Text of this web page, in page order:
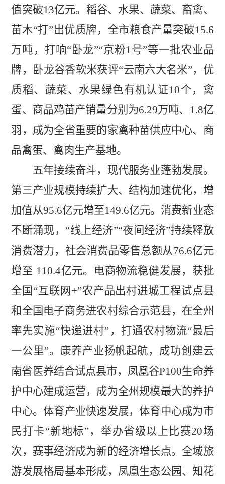
值突破13亿元。稻谷、水果、蔬菜、畜禽、
苗木“打”出优质牌，全市粮食产量突破15.6
万吨， 打响“卧龙”“京粉1号”等一批农业品
牌，卧龙谷香软米获评“云南六大名米”， 优
质稻、蔬菜、水果绿色有机认证10个，禽
蛋、商品鸡苗产销量分别为6.29万吨、 1.8亿
羽，成为全省重要的家禽种苗供应中心、商
品禽蛋、禽肉生产基地。
五年接续奋斗，现代服务业蓬勃发展。
第三产业规模持续扩大、结构加速优化，增
加值从95.6亿元增至149.6亿元。消费新业态
不断涌现， “线上经济”“夜间经济”持续释放
消费潜力，社会消费品零售总额从76.6亿元
增至 110.4亿元。电商物流稳健发展，获批
全国 “互联网+”农产品出村进城工程试点县
和全国电子商务进农村综合示范县，在全州
率先实施“快递进村”，打通农村物流“最后
一公里”。康养产业扬帆起航，成功创建云
南省医养结合试点县市，凤凰谷P100生命养
护中心建成运营，成为全州规模最大的养护
中心。体育产业快速发展，体育中心成为市
民打卡“新地标”，举办省级以上比赛20场
次，赛事经济成为新的经济增长点。全域旅
游发展格局基本形成，凤凰生态公园、知花